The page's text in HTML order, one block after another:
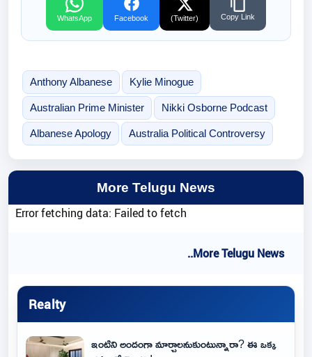
WhatsApp Facebook (Twitter) Copy Link
Anthony Albanese Kylie Minogue
Australian Prime Minister Nikki Osborne Podcast
Albanese Apology Australia Political Controversy
More Telugu News
Error fetching data: Failed to fetch
..More Telugu News
Realty
ఇంటిని అందంగా మార్చాలనుకుంటున్నారా? ఈ ఒక్క